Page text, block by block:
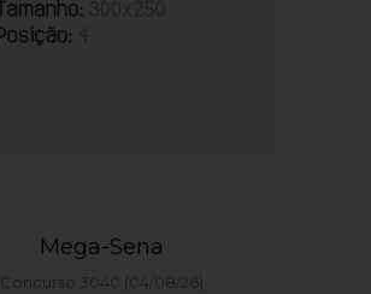
Mega-Sena
Concurso 3040 (04/08/26)